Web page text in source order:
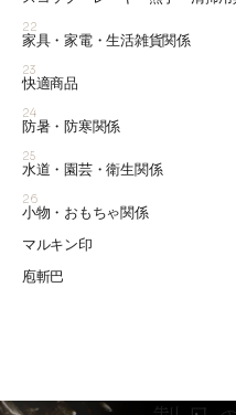
22
家具・家電・生活雑貨関係
23
快適商品
24
防暑・防寒関係
25
水道・園芸・衛生関係
26
小物・おもちゃ関係
マルキン印
庖斬巴